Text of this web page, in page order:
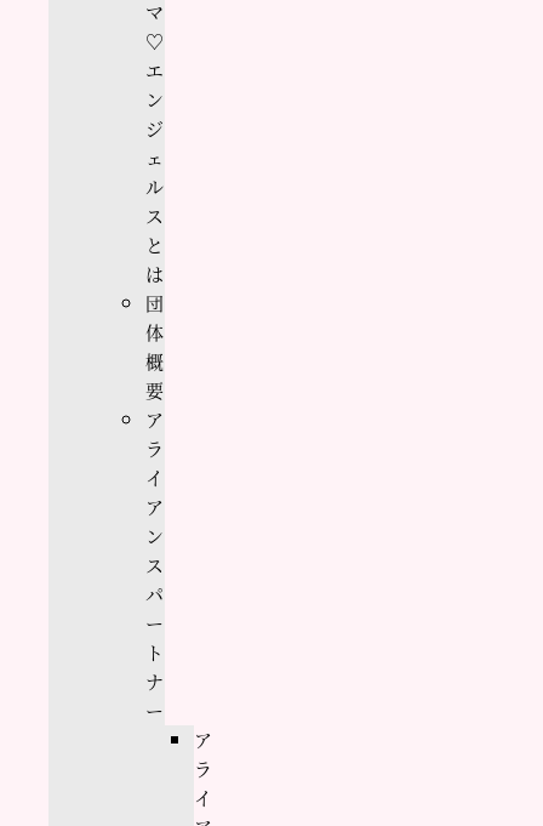
マ
♡
エ
ン
ジ
ェ
ル
ス
と
は
団
体
概
要
ア
ラ
イ
ア
ン
ス
パ
ー
ト
ナ
ー
ア
ラ
イ